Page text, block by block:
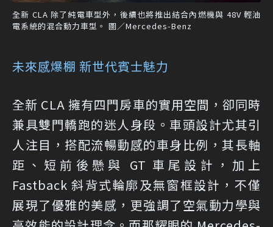
全新 CLA 除了純電車型外，後續也將推出結合內燃機與 48V 輕油
電系統的混合動力車型。 圖／Mercedes-Benz
未來感爆棚 新世代賓士魅力
全新 CLA 擁有四門房車的實用空間，卻同時
兼具雙門轎跑的迷人身段。車頭設計尤其引
人注目，搭配流暢動感的車身比例，其長軸
距、短前後懸與 GT 車尾設計，加上
Fastback 斜背式輪廓及無窗框設計，不僅
展現了優雅的美感，更強調了空氣動力學與